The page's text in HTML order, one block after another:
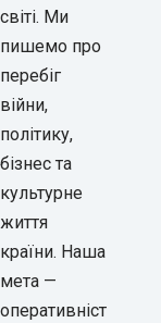
світі. Ми
пишемо про
перебіг
війни,
політику,
бізнес та
культурне
життя
країни. Наша
мета —
оперативніст